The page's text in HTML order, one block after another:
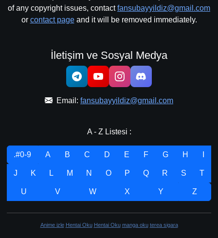
of any copyright issues, contactfansubayyildiz@gmail.com
or contact pageand it will be removed immediately.
İletişim ve Sosyal Medya
Email: fansubayyildiz@gmail.com
A - Z Listesi :
.#0-9 A B C D E F G H
J K L M N O P Q R S T
U V W X Y Z
Anime izle Hentai Oku Hentai Oku manga oku terea sigara